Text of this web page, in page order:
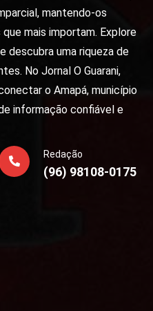
mantendo-os
mais importam. Explore
descubra uma riqueza de
No Jornal O Guarani,
o Amapá, município
informação confiável e
Redação
(96) 98108-0175